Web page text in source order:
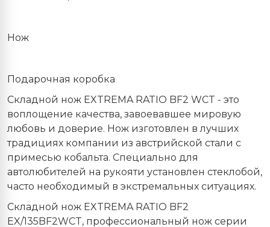
Нож
Подарочная коробка
Складной нож EXTREMA RATIO BF2 WCT - это
воплощение качества, завоевавшее мировую
любовь и доверие. Нож изготовлен в лучших
традициях компании из австрийской стали с
примесью кобальта. Специально для
автолюбителей на рукояти установлен стеклобой,
часто необходимый в экстремальных ситуациях.
Складной нож EXTREMA RATIO BF2
EX/135 BF2WCT, профессиональный нож серии